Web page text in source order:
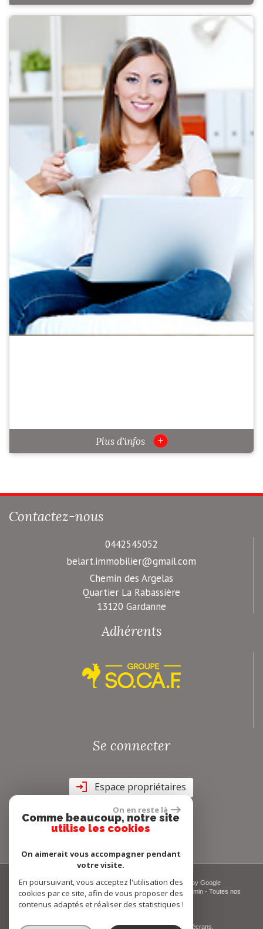
Plus d'infos +
Contactez-nous
0442545052
belart.immobilier@gmail.com
Chemin des Argelas
Quartier La Rabassière
13120 Gardanne
Adhérents
Se connecter
Espace propriétaires
© 2026 | Tous droits réservés | Traduction powered by Google
Plan du site- Mentions légales- Nos honoraires-Liens- Admin- Toutes nos
annonces
-Politique RGPD
un seul site adaptable à tous les types d'écrans.
On en reste là
Comme beaucoup, notre site
utilise les cookies
On aimerait vous accompagner pendant
votre visite.
En poursuivant, vous acceptez l'utilisation des
cookies par ce site, afin de vous proposer des
contenus adaptés et réaliser des statistiques !